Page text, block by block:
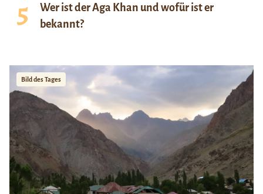
Wer ist der Aga Khan und wofür ist er
bekannt?
Bild des Tages